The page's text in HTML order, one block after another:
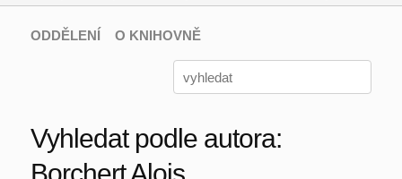
ODDĚLENÍ O KNIHOVNĚ
Vyhledat podle autora: